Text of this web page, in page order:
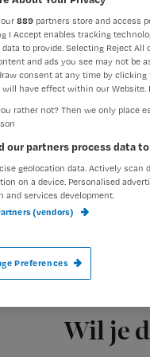
weet hoe lang het
Wil je
heeft lang
krijgen?’ Hoe
het
reageren
specialisten Els
889 partners store and access
I Accept enables tracking
data to provide. Selecting Reject
and ads you see may not be
consent at any time by clicking
have effect within our Website.
rather not? Then we only place
our partners process data
geolocation data. Actively
on a device. Personalised
and services development.
(vendors)
Preferences